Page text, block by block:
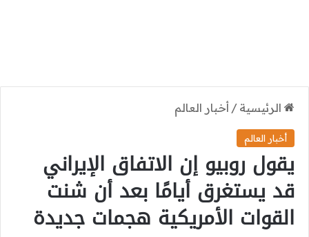
الرئيسية / أخبار العالم
أخبار العالم
يقول روبيو إن الاتفاق الإيراني
قد يستغرق أيامًا بعد أن شنت
القوات الأمريكية هجمات جديدة